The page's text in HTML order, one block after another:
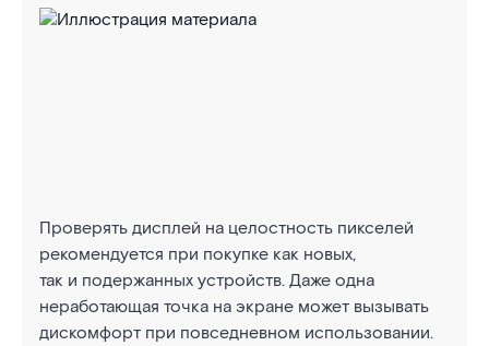
Проверять дисплей на целостность пикселей
рекомендуется при покупке как новых,
так и подержанных устройств. Даже одна
неработающая точка на экране может вызывать
дискомфорт при повседневном использовании.